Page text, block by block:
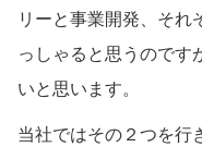
リーと事業開発、それ
っしゃると思うのです
いと思います。
当社ではその２つを行